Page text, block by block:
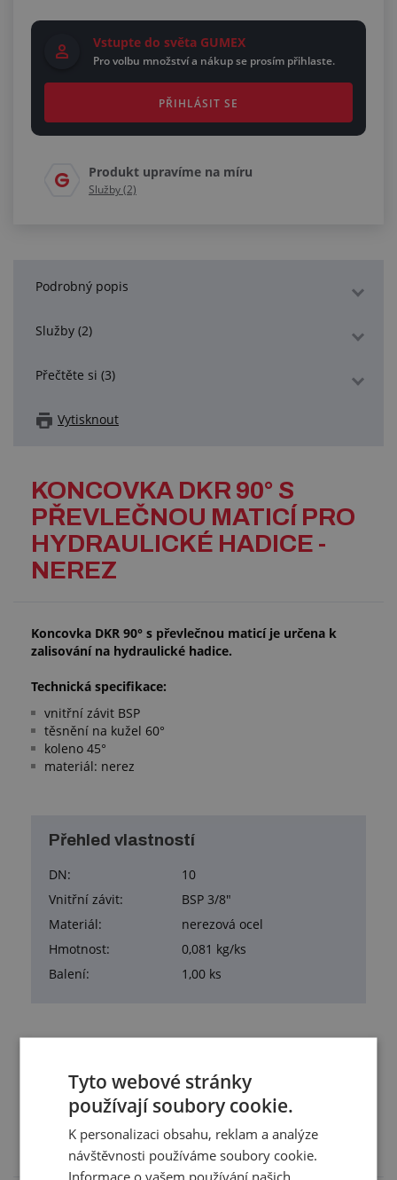
Vstupte do světa GUMEX
Pro volbu množství a nákup se prosím přihlaste.
PŘIHLÁSIT SE
Produkt upravíme na míru
Služby (2)
Podrobný popis
Služby (2)
Přečtěte si (3)
Vytisknout
KONCOVKA DKR 90° S
PŘEVLEČNOU MATICÍ PRO
HYDRAULICKÉ HADICE -
NEREZ
Koncovka DKR 90° s převlečnou maticí je určena k
zalisování na hydraulické hadice.
Technická specifikace:
vnitřní závit BSP
těsnění na kužel 60°
koleno 45°
materiál: nerez
Přehled vlastností
DN:
10
Vnitřní závit:
BSP 3/8"
Materiál:
nerezová ocel
Hmotnost:
0,081 kg/ks
Balení:
1,00 ks
Služby
Tento výrobek pro vás upravíme na míru. Konkrétní
specifikaci budete moci upřesnit v poznámce u
objednávky.
Tyto webové stránky
používají soubory cookie.
K personalizaci obsahu, reklam a analýze
návštěvnosti používáme soubory cookie.
Informace o vašem používání našich